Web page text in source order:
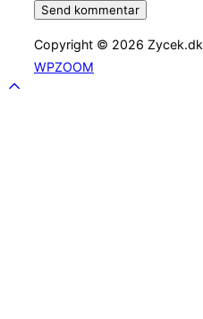
Copyright © 2026 Zycek.dk
WPZOOM